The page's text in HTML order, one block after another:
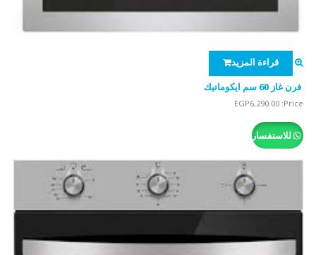
قراءة المزيد
فرن غاز 60 سم ايكوماتيك
Price:
EGP6,290.00
للاستفسار